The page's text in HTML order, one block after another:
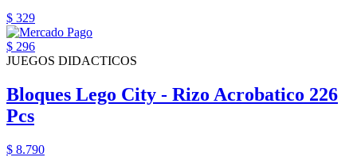
$ 329
$ 296
JUEGOS DIDACTICOS
Bloques Lego City - Rizo Acrobatico 226
Pcs
$ 8.790